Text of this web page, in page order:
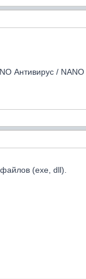
Антивирус /
(exe, dll).